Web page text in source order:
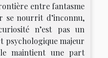
entre fantasme
se nourrit d’inconnu,
n’est pas un
psychologique majeur
maintient une part